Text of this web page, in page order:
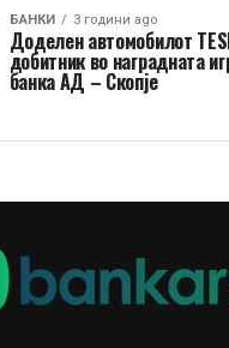
БАНКИ 3 години ago
Доделен автомобилот
добитник во наградната
банка АД – Скопје